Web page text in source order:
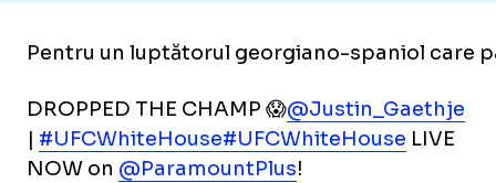
Pentru un luptătorul georgiano-spaniol care
DROPPED THE CHAMP 😱@Justin_Gaethje
| #UFCWhiteHouse#UFCWhiteHouse LIVE
NOW on @ParamountPlus!